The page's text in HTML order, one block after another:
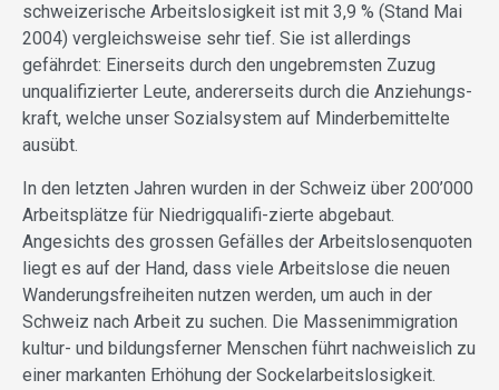
schweizerische Arbeitslosigkeit ist mit 3,9 % (Stand Mai
2004) vergleichsweise sehr tief. Sie ist allerdings
gefährdet: Einerseits durch den ungebremsten Zuzug
unqualifizierter Leute, andererseits durch die Anziehungs-
kraft, welche unser Sozialsystem auf Minderbemittelte
ausübt.
In den letzten Jahren wurden in der Schweiz über 200’000
Arbeitsplätze für Niedrigqualifi-zierte abgebaut.
Angesichts des grossen Gefälles der Arbeitslosenquoten
liegt es auf der Hand, dass viele Arbeitslose die neuen
Wanderungsfreiheiten nutzen werden, um auch in der
Schweiz nach Arbeit zu suchen. Die Massenimmigration
kultur- und bildungsferner Menschen führt nachweislich zu
einer markanten Erhöhung der Sockelarbeitslosigkeit.